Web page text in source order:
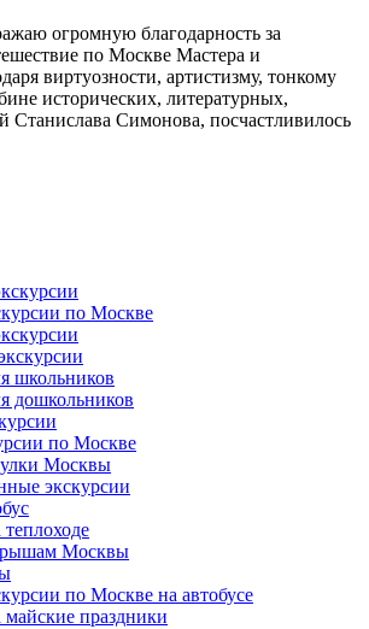
огромную благодарность за
по Москве Мастера и
виртуозности, артистизму, тонкому
исторических, литературных,
Станислава Симонова, посчастливилось
по Москве
школьников
дошкольников
по Москве
Москвы
экскурсии
Москвы
по Москве на автобусе
праздники